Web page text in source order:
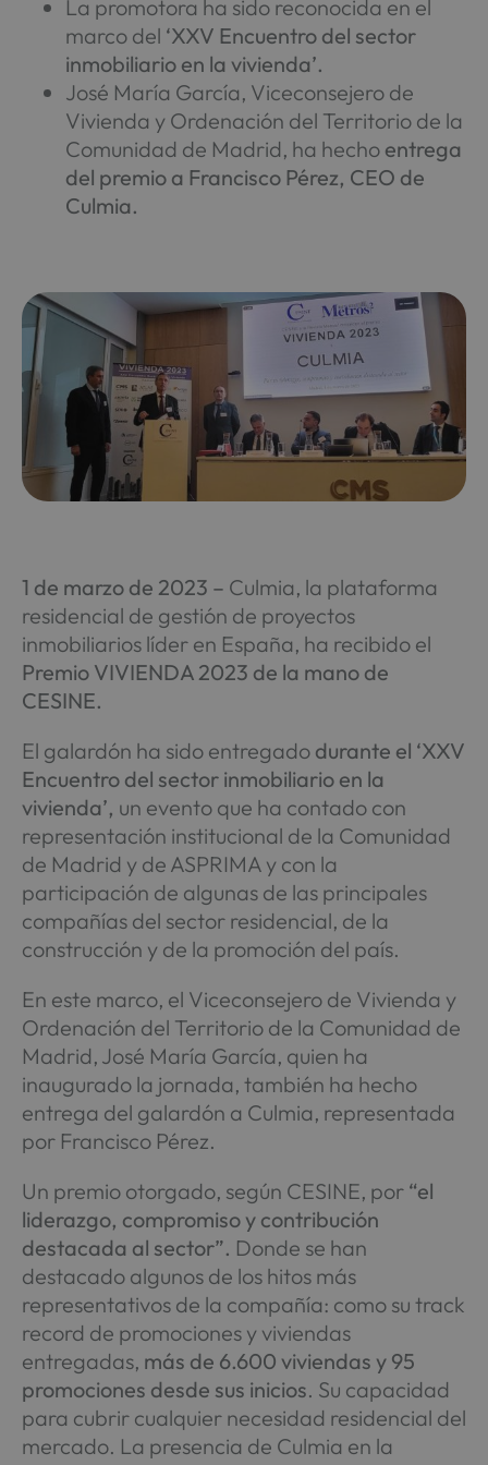
La promotora ha sido reconocida en el
marco del ‘XXV Encuentro del sector
inmobiliario en la vivienda’.
José María García, Viceconsejero de
Vivienda y Ordenación del Territorio de la
Comunidad de Madrid, ha hecho entrega
del premio a Francisco Pérez, CEO de
Culmia.
1 de marzo de 2023 – Culmia, la plataforma
residencial de gestión de proyectos
inmobiliarios líder en España, ha recibido el
Premio VIVIENDA 2023 de la mano de
CESINE.
El galardón ha sido entregado durante el ‘XXV
Encuentro del sector inmobiliario en la
vivienda’, un evento que ha contado con
representación institucional de la Comunidad
de Madrid y de ASPRIMA y con la
participación de algunas de las principales
compañías del sector residencial, de la
construcción y de la promoción del país.
En este marco, el Viceconsejero de Vivienda y
Ordenación del Territorio de la Comunidad de
Madrid, José María García, quien ha
inaugurado la jornada, también ha hecho
entrega del galardón a Culmia, representada
por Francisco Pérez.
Un premio otorgado, según CESINE, por “el
liderazgo, compromiso y contribución
destacada al sector”. Donde se han
destacado algunos de los hitos más
representativos de la compañía: como su track
record de promociones y viviendas
entregadas, más de 6.600 viviendas y 95
promociones desde sus inicios. Su capacidad
para cubrir cualquier necesidad residencial del
mercado. La presencia de Culmia en la